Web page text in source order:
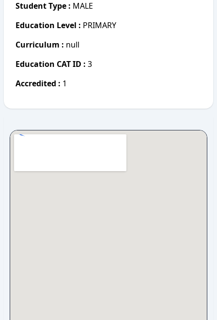
Student Type : MALE
Education Level : PRIMARY
Curriculum : null
Education CAT ID : 3
Accredited : 1